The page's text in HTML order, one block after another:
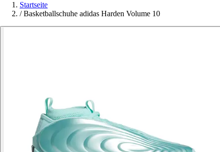
Startseite
/ Basketballschuhe adidas Harden Volume 10